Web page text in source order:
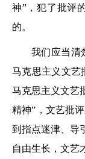
神”，犯了批评
的。
我们应当清
马克思主义文艺
马克思主义文艺
精神”，文艺批
到指点迷津、导
自由生长，文艺